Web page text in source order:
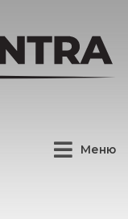
Меню